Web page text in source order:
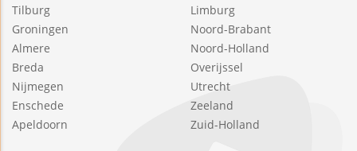
Tilburg
Groningen
Almere
Breda
Nijmegen
Enschede
Apeldoorn
Limburg
Noord-Brabant
Noord-Holland
Overijssel
Utrecht
Zeeland
Zuid-Holland